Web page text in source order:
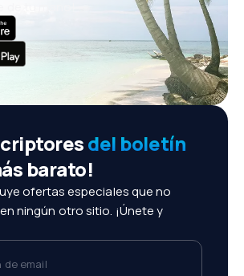
del boletín
barato!
ofertas especiales que no
ningún otro sitio. ¡Únete y
email